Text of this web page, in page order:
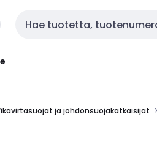
Haku
ja johdonsuojakatkaisijat